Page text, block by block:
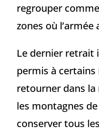
regrouper
zones où
Le dernier retrait
permis à certains
retourner dans
les montagnes
conserver tous